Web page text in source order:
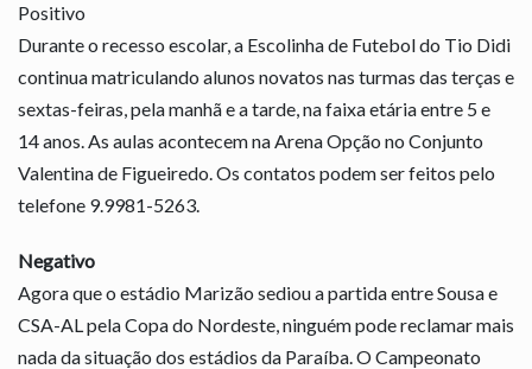
Positivo
Durante o recesso escolar, a Escolinha de Futebol do Tio Didi
continua matriculando alunos novatos nas turmas das terças e
sextas-feiras, pela manhã e a tarde, na faixa etária entre 5 e
14 anos. As aulas acontecem na Arena Opção no Conjunto
Valentina de Figueiredo. Os contatos podem ser feitos pelo
telefone 9.9981-5263.
Negativo
Agora que o estádio Marizão sediou a partida entre Sousa e
CSA-AL pela Copa do Nordeste, ninguém pode reclamar mais
nada da situação dos estádios da Paraíba. O Campeonato